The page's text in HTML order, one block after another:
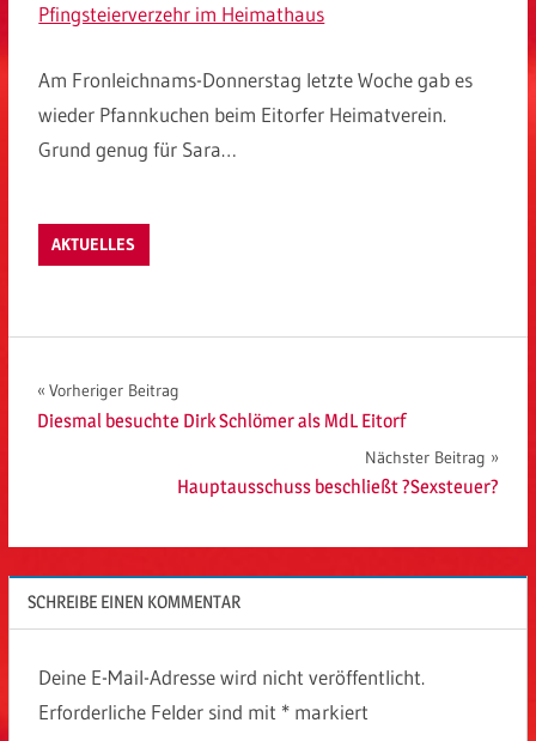
Pfingsteierverzehr im Heimathaus
Am Fronleichnams-Donnerstag letzte Woche gab es
wieder Pfannkuchen beim Eitorfer Heimatverein.
Grund genug für Sara…
AKTUELLES
Beitragsnavigation
Vorheriger Beitrag
Diesmal besuchte Dirk Schlömer als MdL Eitorf
Nächster Beitrag
Hauptausschuss beschließt ?Sexsteuer?
SCHREIBE EINEN KOMMENTAR
Deine E-Mail-Adresse wird nicht veröffentlicht.
Erforderliche Felder sind mit *markiert